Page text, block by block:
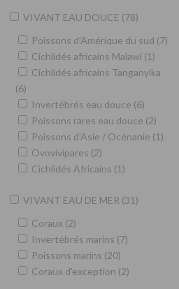
VIVANT EAU DOUCE (78)
Poissons d'Amérique du sud (7)
Cichlidés africains Malawi (1)
Cichlidés africains Tanganyika
(6)
Invertébrés eau douce (6)
Poissons rares eau douce (2)
Poissons d'Asie / Océnanie (1)
Ovovivipares (2)
Cichlidés Africains (1)
VIVANT EAU DE MER (31)
Coraux (2)
Invertébrés marins (7)
Poissons marins (20)
Coraux d'exception (2)